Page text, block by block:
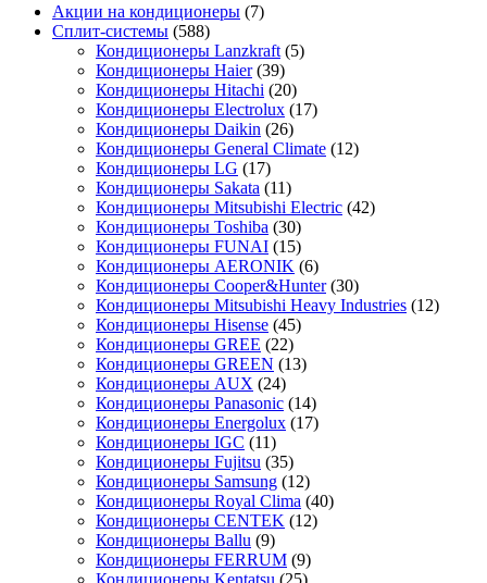
Акции на кондиционеры (7)
Сплит-системы (588)
Кондиционеры Lanzkraft (5)
Кондиционеры Haier (39)
Кондиционеры Hitachi (20)
Кондиционеры Electrolux (17)
Кондиционеры Daikin (26)
Кондиционеры General Climate (12)
Кондиционеры LG (17)
Кондиционеры Sakata (11)
Кондиционеры Mitsubishi Electric (42)
Кондиционеры Toshiba (30)
Кондиционеры FUNAI (15)
Кондиционеры AERONIK (6)
Кондиционеры Cooper&Hunter (30)
Кондиционеры Mitsubishi Heavy Industries (12)
Кондиционеры Hisense (45)
Кондиционеры GREE (22)
Кондиционеры GREEN (13)
Кондиционеры AUX (24)
Кондиционеры Panasonic (14)
Кондиционеры Energolux (17)
Кондиционеры IGC (11)
Кондиционеры Fujitsu (35)
Кондиционеры Samsung (12)
Кондиционеры Royal Clima (40)
Кондиционеры CENTEK (12)
Кондиционеры Ballu (9)
Кондиционеры FERRUM (9)
Кондиционеры Kentatsu (25)